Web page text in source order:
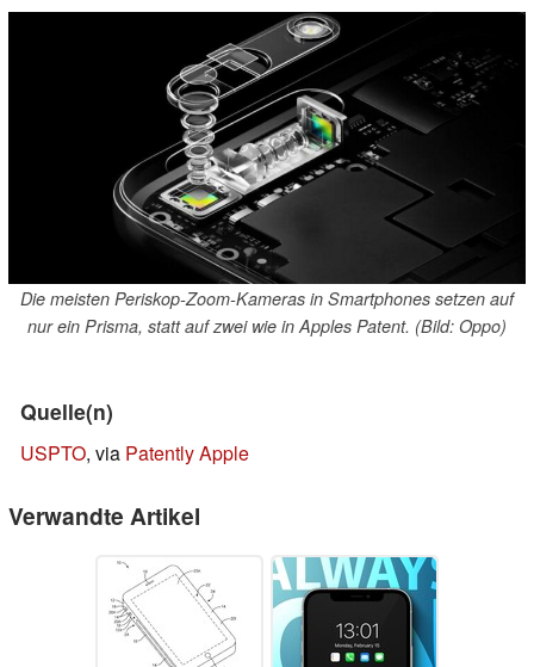
Die meisten Periskop-Zoom-Kameras in Smartphones setzen auf
nur ein Prisma, statt auf zwei wie in Apples Patent. (Bild: Oppo)
Quelle(n)
USPTO, via Patently Apple
Verwandte Artikel